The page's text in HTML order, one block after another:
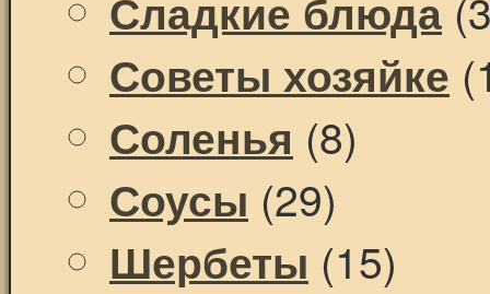
Сладкие блюда
Советы хозяйке
Соленья (8)
Соусы (29)
Шербеты (15)